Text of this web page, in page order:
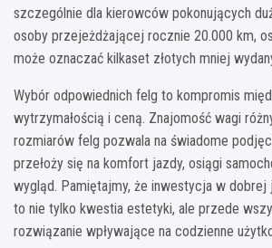
szczególnie dla kierowców pokonujących
osoby przejeżdżającej rocznie 20.000 km,
może oznaczać kilkaset złotych mniej
Wybór odpowiednich felg to kompromis
wytrzymałością i ceną. Znajomość wagi
rozmiarów felg pozwala na świadome
przełoży się na komfort jazdy, osiągi
wygląd. Pamiętajmy, że inwestycja w
to nie tylko kwestia estetyki, ale przede
rozwiązanie wpływające na codzienne